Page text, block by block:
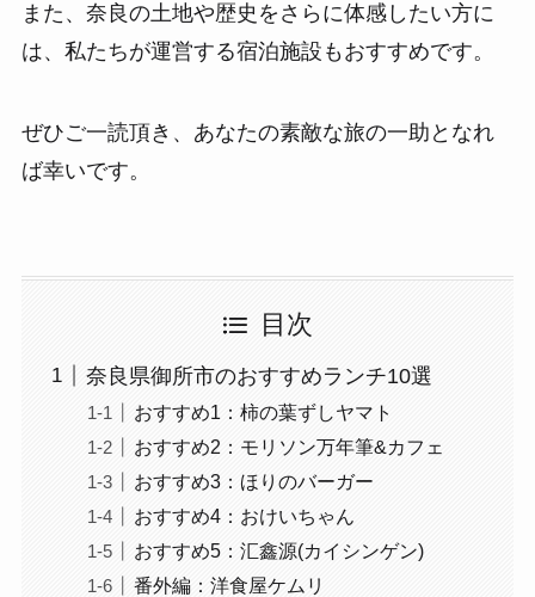
また、奈良の土地や歴史をさらに体感したい方に
は、私たちが運営する宿泊施設もおすすめです。
ぜひご一読頂き、あなたの素敵な旅の一助となれ
ば幸いです。
目次
奈良県御所市のおすすめランチ10選
おすすめ1：柿の葉ずしヤマト
おすすめ2：モリソン万年筆&カフェ
おすすめ3：ほりのバーガー
おすすめ4：おけいちゃん
おすすめ5：汇鑫源(カイシンゲン)
番外編：洋食屋ケムリ